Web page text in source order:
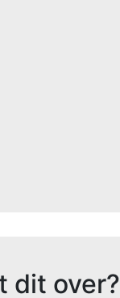
dit over?